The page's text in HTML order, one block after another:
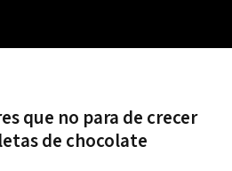
que no para de crecer
de chocolate